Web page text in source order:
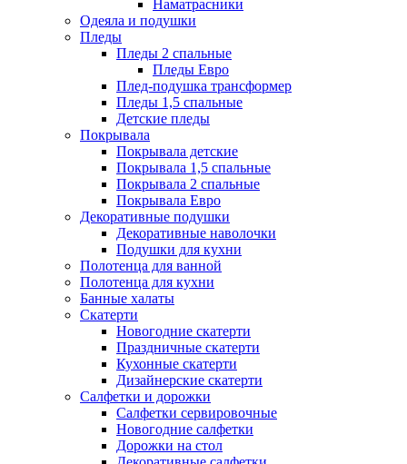
Наматрасники
Одеяла и подушки
Пледы
Пледы 2 спальные
Пледы Евро
Плед-подушка трансформер
Пледы 1,5 спальные
Детские пледы
Покрывала
Покрывала детские
Покрывала 1,5 спальные
Покрывала 2 спальные
Покрывала Евро
Декоративные подушки
Декоративные наволочки
Подушки для кухни
Полотенца для ванной
Полотенца для кухни
Банные халаты
Скатерти
Новогодние скатерти
Праздничные скатерти
Кухонные скатерти
Дизайнерские скатерти
Салфетки и дорожки
Салфетки сервировочные
Новогодние салфетки
Дорожки на стол